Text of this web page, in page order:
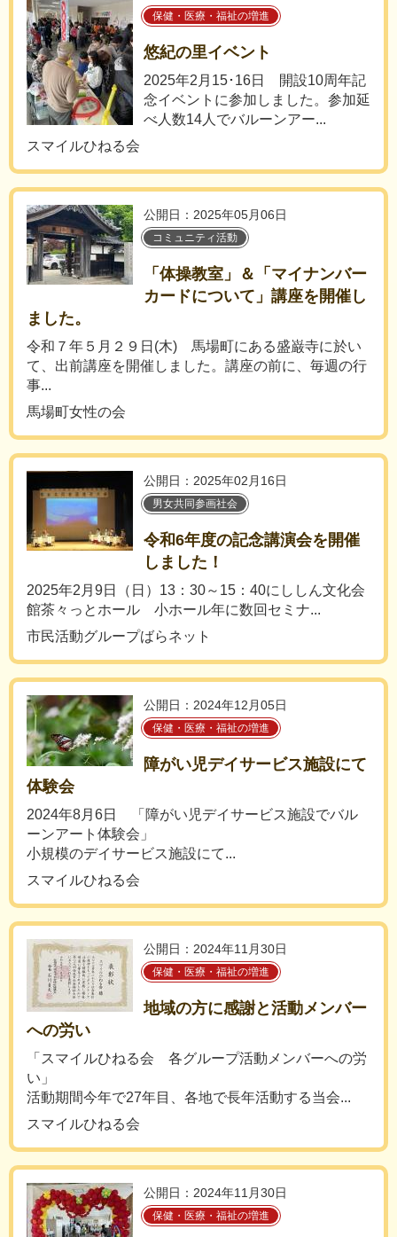
保健・医療・福祉の増進
悠紀の里イベント
2025年2月15･16日 開設10周年記
念イベントに参加しました。参加延
べ人数14人でバルーンアー...
スマイルひねる会
公開日：2025年05月06日
コミュニティ活動
「体操教室」＆「マイナンバー
カードについて」講座を開催し
ました。
令和７年５月２９日(木) 馬場町にある盛巌寺に於い
て、出前講座を開催しました。講座の前に、毎週の行
事...
馬場町女性の会
公開日：2025年02月16日
男女共同参画社会
令和6年度の記念講演会を開催
しました！
2025年2月9日（日）13：30～15：40にししん文化会
館茶々っとホール 小ホール年に数回セミナ...
市民活動グループばらネット
公開日：2024年12月05日
保健・医療・福祉の増進
障がい児デイサービス施設にて
体験会
2024年8月6日 「障がい児デイサービス施設でバル
ーンアート体験会」
小規模のデイサービス施設にて...
スマイルひねる会
公開日：2024年11月30日
保健・医療・福祉の増進
地域の方に感謝と活動メンバー
への労い
「スマイルひねる会 各グループ活動メンバーへの労
い」
活動期間今年で27年目、各地で長年活動する当会...
スマイルひねる会
公開日：2024年11月30日
保健・医療・福祉の増進